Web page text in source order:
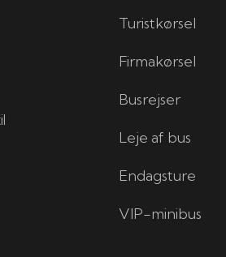
Turistkørsel
Firmakørsel
Busrejser
Leje af bus
Endagsture
VIP-minibus